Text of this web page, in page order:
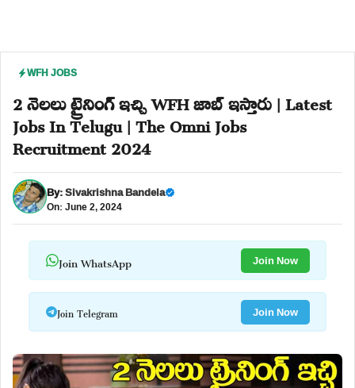
WFH JOBS
2 నెలలు ట్రైనింగ్ ఇచ్చి WFH జాబ్ ఇస్తారు | Latest
Jobs In Telugu | The Omni Jobs
Recruitment 2024
By:Sivakrishna Bandela
On: June 2, 2024
Join WhatsApp Join Now
Join Telegram Join Now